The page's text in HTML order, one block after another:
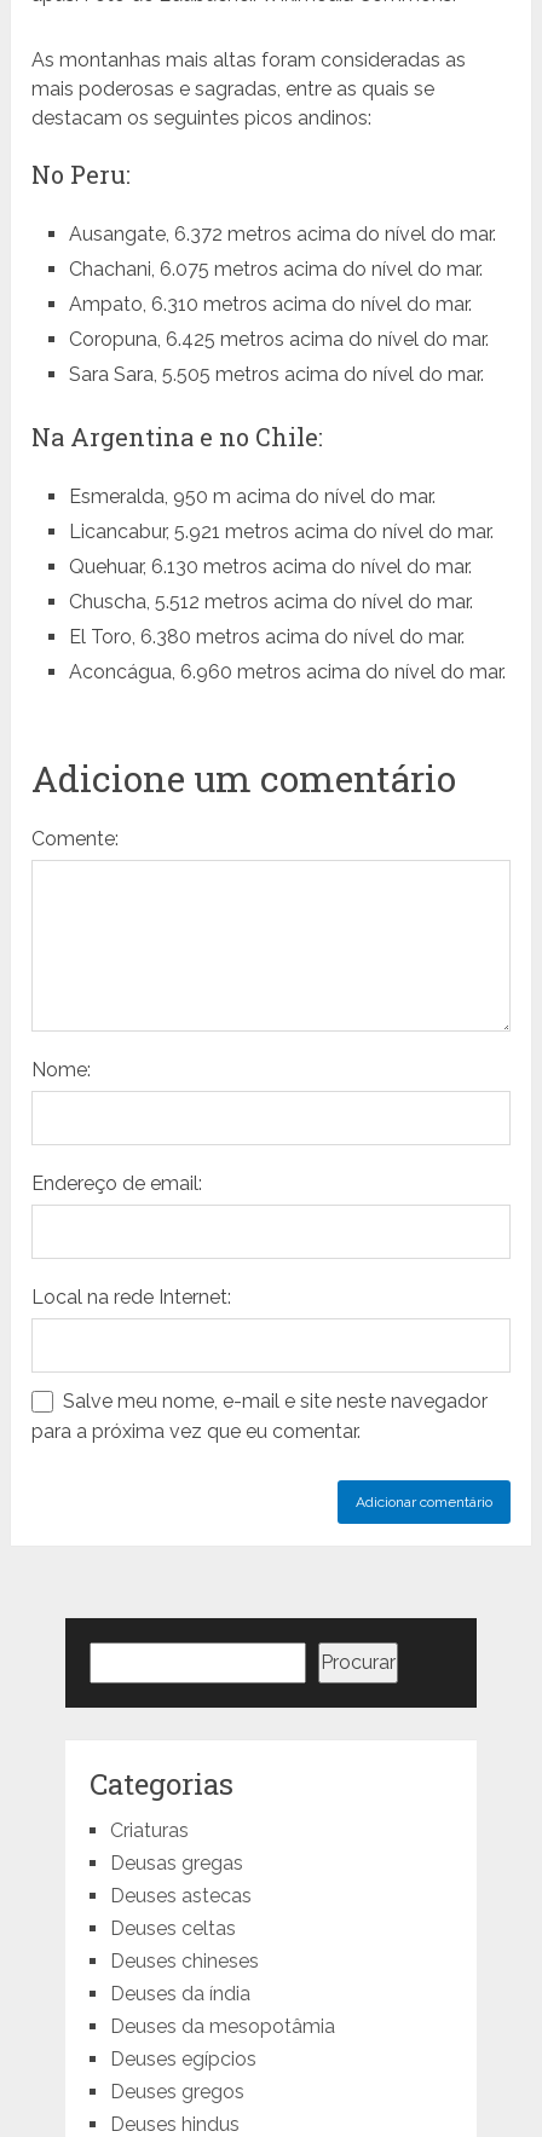
As montanhas mais altas foram consideradas as
mais poderosas e sagradas, entre as quais se
destacam os seguintes picos andinos:
No Peru:
Ausangate, 6.372 metros acima do nível do mar.
Chachani, 6.075 metros acima do nível do mar.
Ampato, 6.310 metros acima do nível do mar.
Coropuna, 6.425 metros acima do nível do mar.
Sara Sara, 5.505 metros acima do nível do mar.
Na Argentina e no Chile:
Esmeralda, 950 m acima do nível do mar.
Licancabur, 5.921 metros acima do nível do mar.
Quehuar, 6.130 metros acima do nível do mar.
Chuscha, 5.512 metros acima do nível do mar.
El Toro, 6.380 metros acima do nível do mar.
Aconcágua, 6.960 metros acima do nível do mar.
Adicione um comentário
Comente:
Nome:
Endereço de email:
Local na rede Internet:
Salve meu nome, e-mail e site neste navegador
para a próxima vez que eu comentar.
Procurar
Categorias
Criaturas
Deusas gregas
Deuses astecas
Deuses celtas
Deuses chineses
Deuses da índia
Deuses da mesopotâmia
Deuses egípcios
Deuses gregos
Deuses hindus